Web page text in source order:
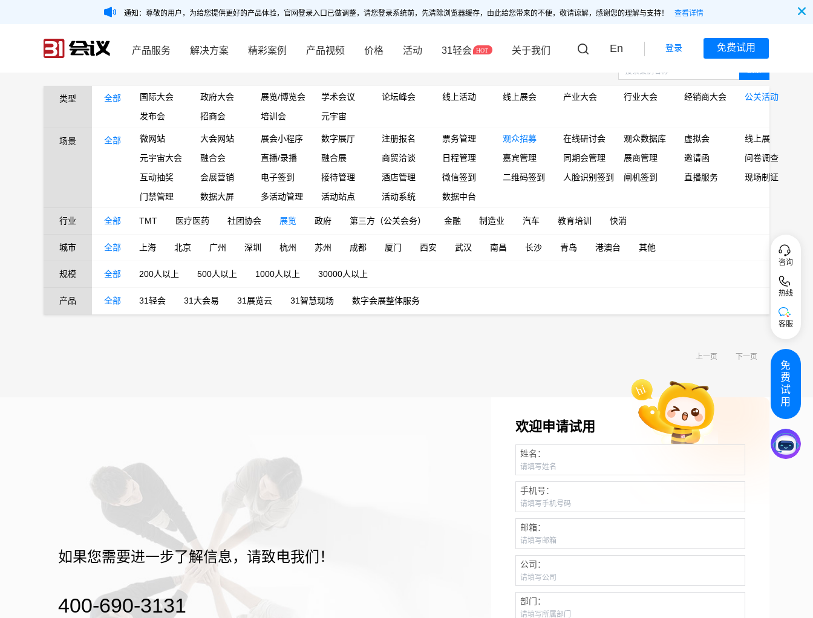
通知：尊敬的用户，为给您提供更好的产品体验，官网登录入口已做调整，请您登录系统前，先清除浏览器缓存，由此给您带来的不便，敬请谅解，感谢您的理解与支持！ 查看详情
产品服务 解决方案 精彩案例 产品视频 价格 活动 31轻会 关于我们 En 登录 免费试用
类型 全部 国际大会 政府大会 展览/博览会 学术会议 论坛峰会 线上活动 线上展会 产业大会 行业大会 经销商大会
公关活动
发布会
招商会 培训会 元宇宙
场景 全部 微网站 大会网站 展会小程序 数字展厅 注册报名 票务管理 观众招募 在线研讨会 观众数据库 虚拟会
线上展
元宇宙大会
融合会 直播/录播 融合展 商贸洽谈 日程管理 嘉宾管理 同期会管理 展商管理 邀请函
问卷调查
互动抽奖
会展营销 电子签到 接待管理 酒店管理 微信签到 二维码签到 人脸识别签到 闸机签到 直播服务
现场制证
门禁管理
数据大屏 多活动管理 活动站点 活动系统 数据中台
行业 全部 TMT 医疗医药 社团协会 展览 政府 第三方（公关会务） 金融 制造业 汽车 教育培训 快消
城市 全部 上海 北京 广州 深圳 杭州 苏州 成都 厦门 西安 武汉 南昌 长沙 青岛 港澳台 其他
规模 全部 200人以上 500人以上 1000人以上 30000人以上
产品 全部 31轻会 31大会易 31展览云 31智慧现场 数字会展整体服务
上一页 下一页
如果您需要进一步了解信息，请致电我们！
400-690-3131
欢迎申请试用
姓名：
手机号：
邮箱：
公司：
部门：
咨询
热线
客服
免
费
试
用